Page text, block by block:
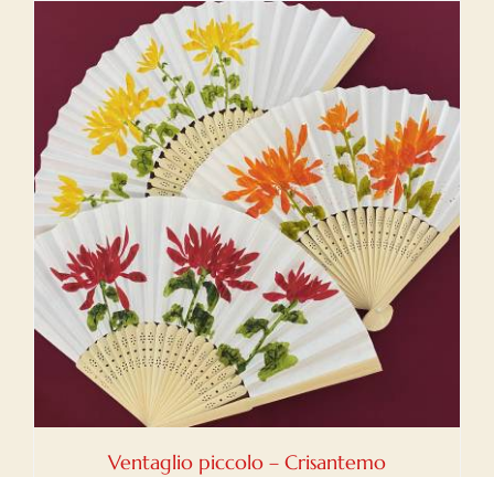
Ventaglio piccolo – Crisantemo